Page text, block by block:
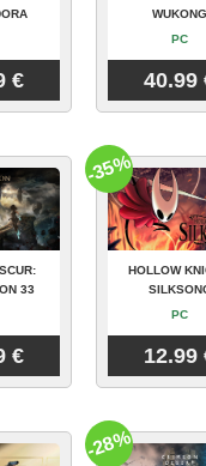
€
WUKONG
PC
40.99
33
€
HOLLOW
PC
12.99
-35%
-28%